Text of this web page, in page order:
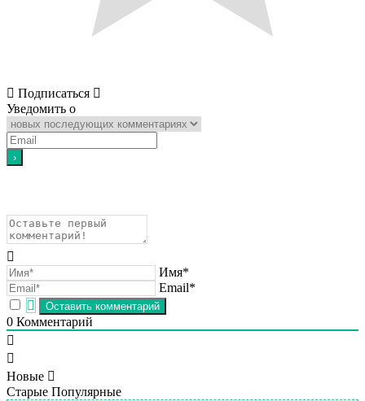
Подписаться
Уведомить о
Имя*
Email*
0 Комментарий
Новые
Старые Популярные